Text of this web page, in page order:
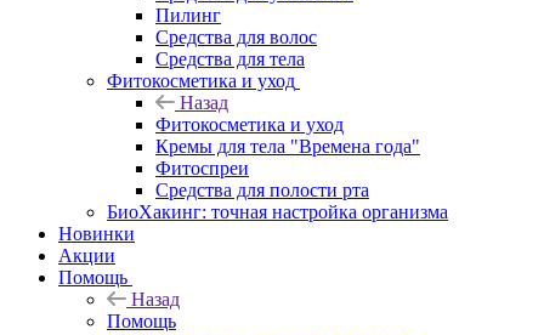
Пилинг
Средства для волос
Средства для тела
Фитокосметика и уход
Назад
Фитокосметика и уход
Кремы для тела "Времена года"
Фитоспреи
Средства для полости рта
БиоХакинг: точная настройка организма
Новинки
Акции
Помощь
Назад
Помощь